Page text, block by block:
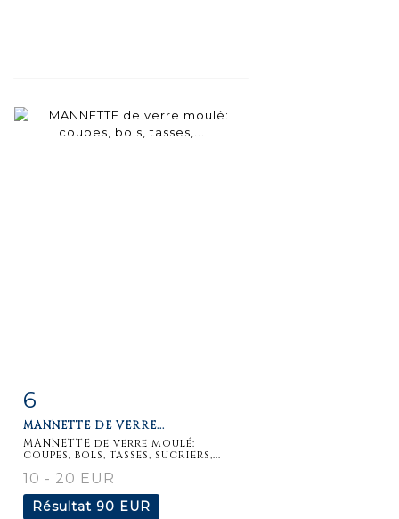
détaillée
6
MANNETTE DE VERRE...
MANNETTE de verre moulé:
coupes, bols, tasses, sucriers,...
10 - 20 EUR
Résultat 90 EUR